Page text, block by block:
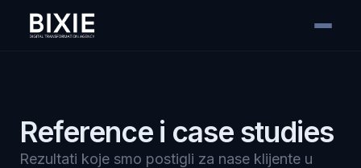
Reference i case studies
Rezultati koje smo postigli za nase klijente u